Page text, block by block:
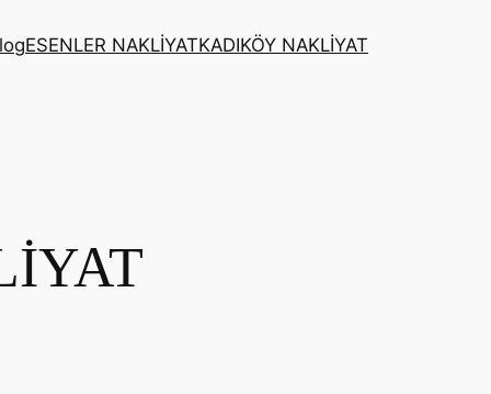
ESENLER NAKLİYATKADIKÖY NAKLİYAT